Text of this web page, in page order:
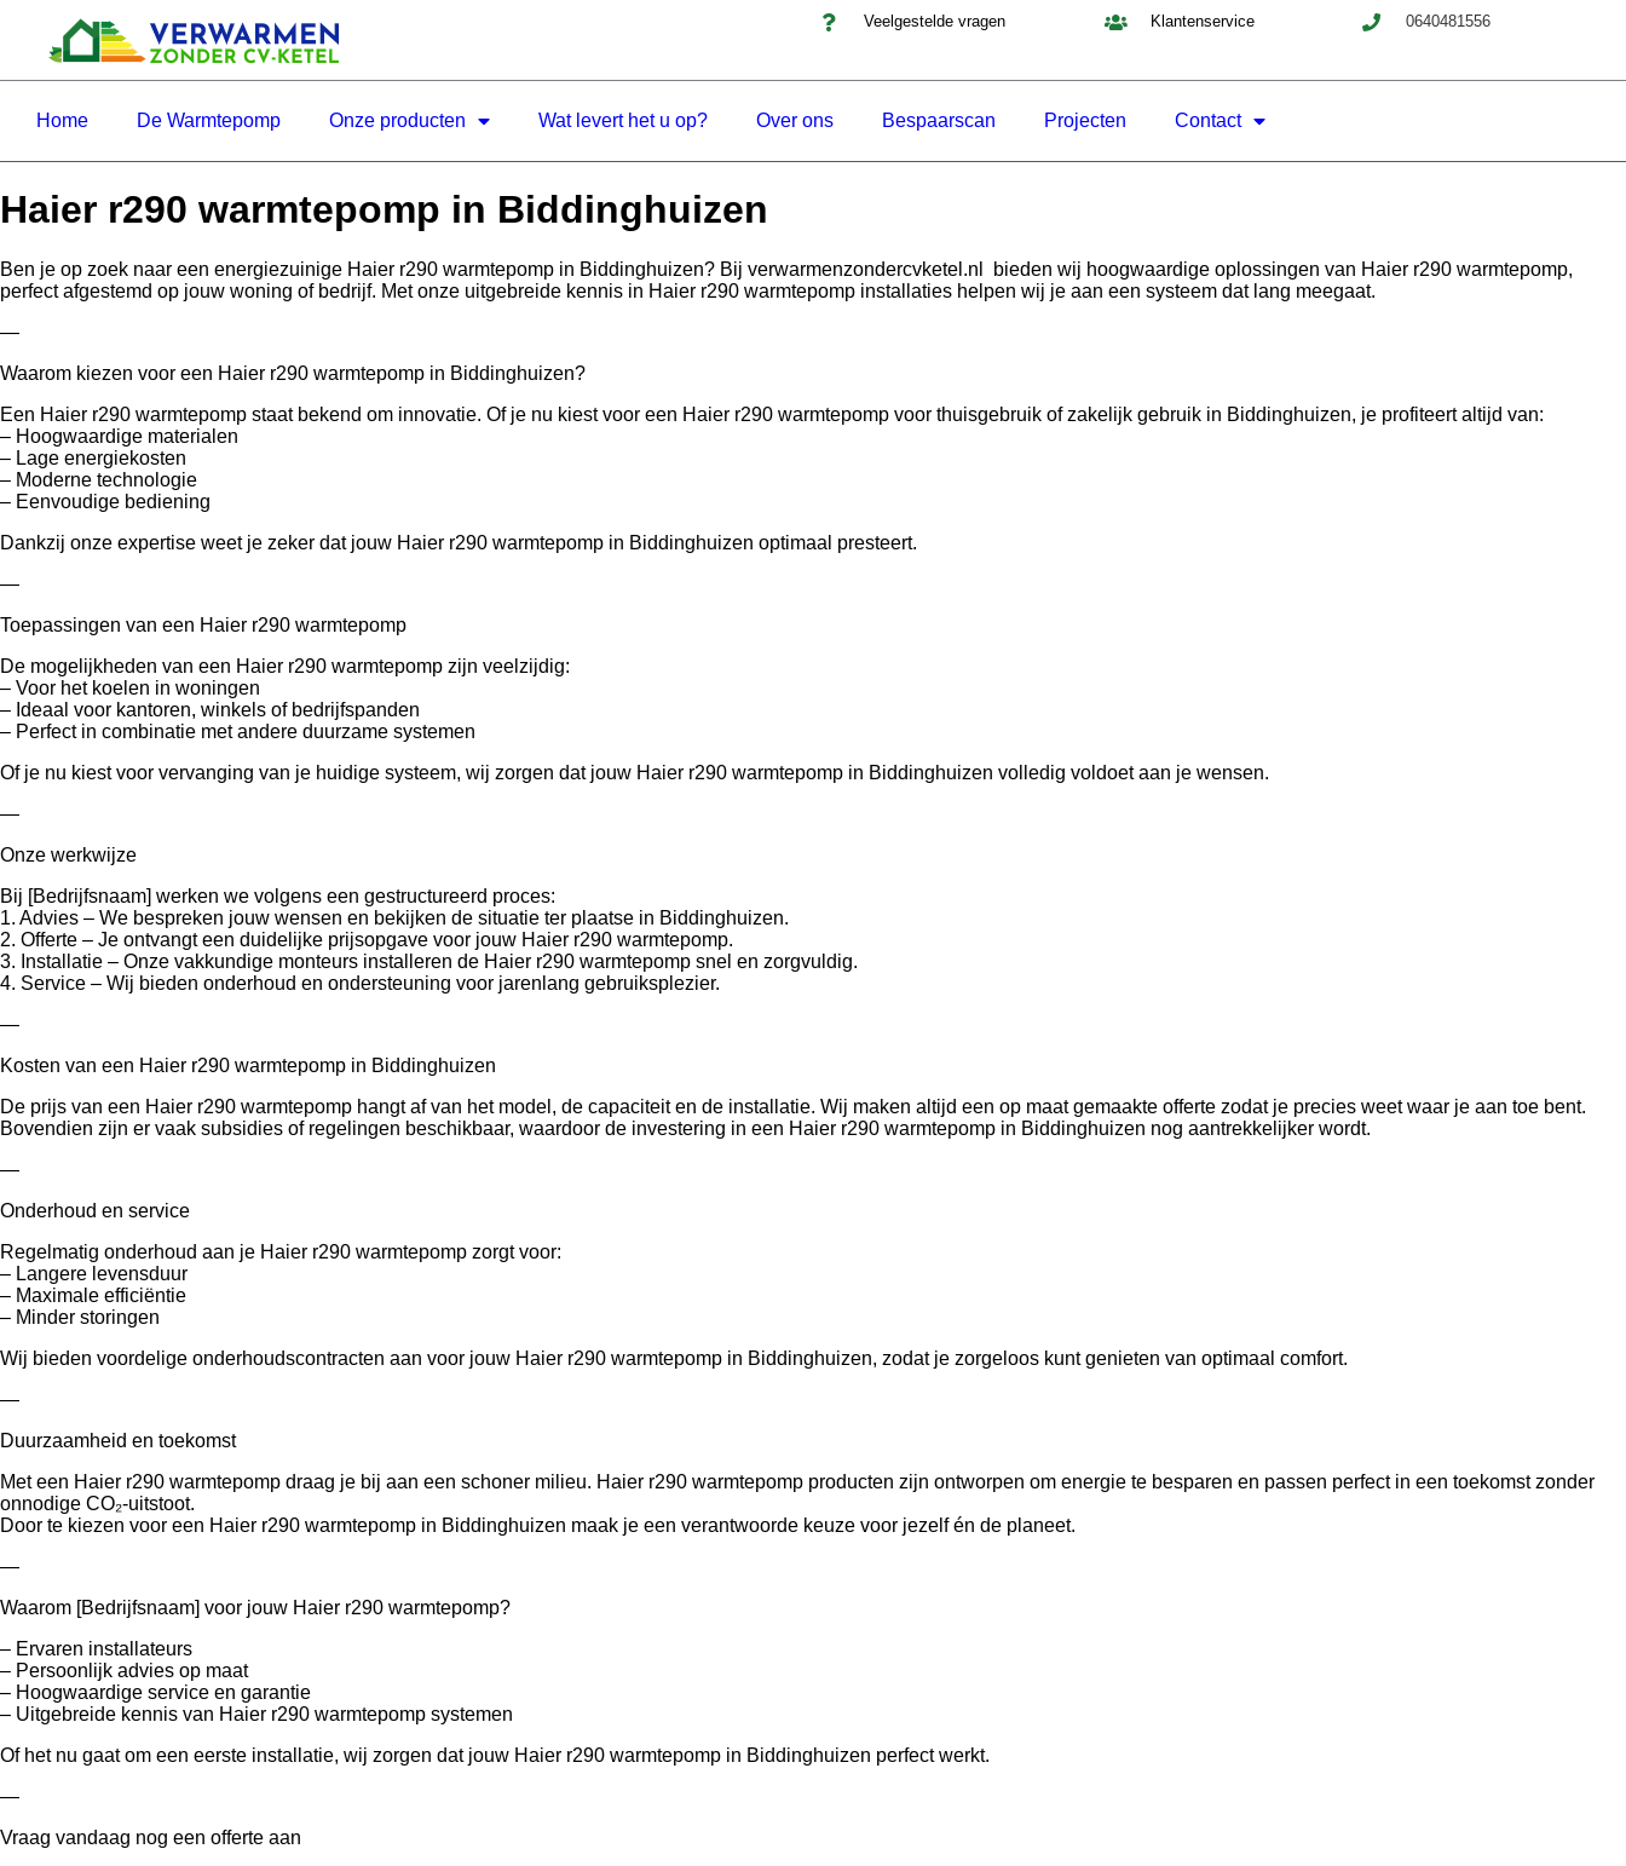
Veelgestelde vragen Klantenservice 0640481556
Home De Warmtepomp Onze producten Wat levert het u op? Over ons Bespaarscan Projecten Contact
Haier r290 warmtepomp in Biddinghuizen
Ben je op zoek naar een energiezuinige Haier r290 warmtepomp in Biddinghuizen? Bij verwarmenzondercvketel.nl bieden wij hoogwaardige oplossingen van Haier r290 warmtepomp,
perfect afgestemd op jouw woning of bedrijf. Met onze uitgebreide kennis in Haier r290 warmtepomp installaties helpen wij je aan een systeem dat lang meegaat.
—
Waarom kiezen voor een Haier r290 warmtepomp in Biddinghuizen?
Een Haier r290 warmtepomp staat bekend om innovatie. Of je nu kiest voor een Haier r290 warmtepomp voor thuisgebruik of zakelijk gebruik in Biddinghuizen, je profiteert altijd van:
– Hoogwaardige materialen
– Lage energiekosten
– Moderne technologie
– Eenvoudige bediening
Dankzij onze expertise weet je zeker dat jouw Haier r290 warmtepomp in Biddinghuizen optimaal presteert.
—
Toepassingen van een Haier r290 warmtepomp
De mogelijkheden van een Haier r290 warmtepomp zijn veelzijdig:
– Voor het koelen in woningen
– Ideaal voor kantoren, winkels of bedrijfspanden
– Perfect in combinatie met andere duurzame systemen
Of je nu kiest voor vervanging van je huidige systeem, wij zorgen dat jouw Haier r290 warmtepomp in Biddinghuizen volledig voldoet aan je wensen.
—
Onze werkwijze
Bij [Bedrijfsnaam] werken we volgens een gestructureerd proces:
1. Advies – We bespreken jouw wensen en bekijken de situatie ter plaatse in Biddinghuizen.
2. Offerte – Je ontvangt een duidelijke prijsopgave voor jouw Haier r290 warmtepomp.
3. Installatie – Onze vakkundige monteurs installeren de Haier r290 warmtepomp snel en zorgvuldig.
4. Service – Wij bieden onderhoud en ondersteuning voor jarenlang gebruiksplezier.
—
Kosten van een Haier r290 warmtepomp in Biddinghuizen
De prijs van een Haier r290 warmtepomp hangt af van het model, de capaciteit en de installatie. Wij maken altijd een op maat gemaakte offerte zodat je precies weet waar je aan toe bent.
Bovendien zijn er vaak subsidies of regelingen beschikbaar, waardoor de investering in een Haier r290 warmtepomp in Biddinghuizen nog aantrekkelijker wordt.
—
Onderhoud en service
Regelmatig onderhoud aan je Haier r290 warmtepomp zorgt voor:
– Langere levensduur
– Maximale efficiëntie
– Minder storingen
Wij bieden voordelige onderhoudscontracten aan voor jouw Haier r290 warmtepomp in Biddinghuizen, zodat je zorgeloos kunt genieten van optimaal comfort.
—
Duurzaamheid en toekomst
Met een Haier r290 warmtepomp draag je bij aan een schoner milieu. Haier r290 warmtepomp producten zijn ontworpen om energie te besparen en passen perfect in een toekomst zonder
onnodige CO₂-uitstoot.
Door te kiezen voor een Haier r290 warmtepomp in Biddinghuizen maak je een verantwoorde keuze voor jezelf én de planeet.
—
Waarom [Bedrijfsnaam] voor jouw Haier r290 warmtepomp?
– Ervaren installateurs
– Persoonlijk advies op maat
– Hoogwaardige service en garantie
– Uitgebreide kennis van Haier r290 warmtepomp systemen
Of het nu gaat om een eerste installatie, wij zorgen dat jouw Haier r290 warmtepomp in Biddinghuizen perfect werkt.
—
Vraag vandaag nog een offerte aan